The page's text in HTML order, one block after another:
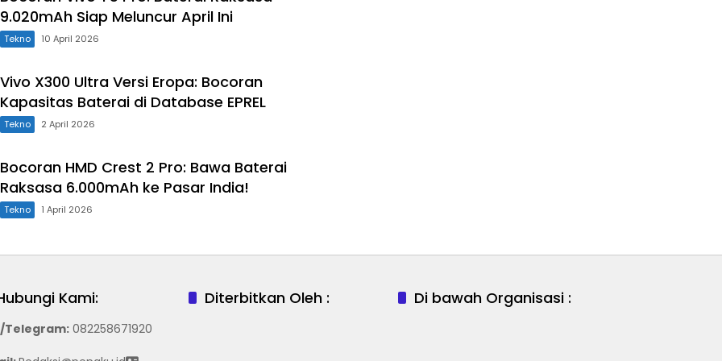
9.020mAh Siap Meluncur April Ini
Tekno 10 April 2026
Vivo X300 Ultra Versi Eropa: Bocoran
Kapasitas Baterai di Database EPREL
Tekno 2 April 2026
Bocoran HMD Crest 2 Pro: Bawa Baterai
Raksasa 6.000mAh ke Pasar India!
Tekno 1 April 2026
Kami:
Telegram:082258671920
Diterbitkan Oleh : Di bawah Organisasi :